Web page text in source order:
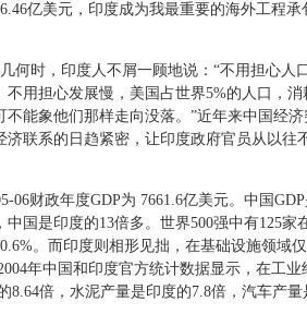
亿美元，印度成为我最重要的海外工程
时，印度人不屑一顾地说：“不用担心人
用担心发展慢，美国占世界5%的人口，
能象他们那样走向没落。”近年来中国经
联系的日趋紧密，让印度政府官员从以往
财政年度GDP为 7661.6亿美元。中国
国是印度的13倍多。世界500强中有125
。而印度则相形见拙，在基础设施领域
年中国和印度官方统计数据显示，在工
倍，水泥产量是印度的7.8倍，汽车产